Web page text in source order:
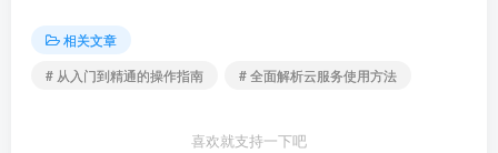
相关文章
# 从入门到精通的操作指南
# 全面解析云服务使用方法
喜欢就支持一下吧